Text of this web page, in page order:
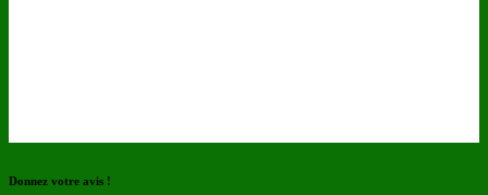
Donnez votre avis !